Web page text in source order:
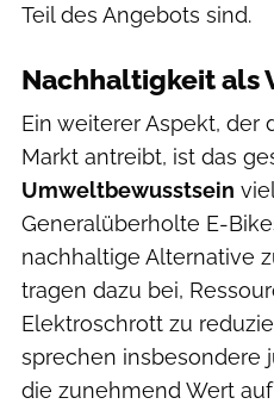
Teil des Angebots sind.
Nachhaltigkeit als
Ein weiterer Aspekt, der
Markt antreibt, ist das
Umweltbewusstsein
Generalüberholte E-
nachhaltige Alternative
tragen dazu bei,
Elektroschrott zu
sprechen insbesondere
die zunehmend Wert